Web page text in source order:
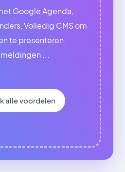
Google Agenda,
Volledig CMS om
te presenteren,
...
alle voordelen